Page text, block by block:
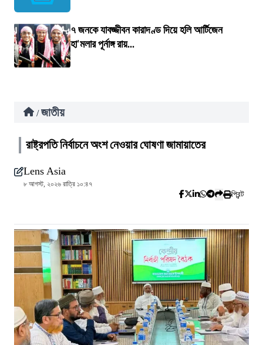
৭ জনকে যাবজ্জীবন কারাদণ্ড দিয়ে হলি আর্টিজেন
হা'মলার পূর্নাঙ্গ রায়...
/ জাতীয়
রাষ্ট্রপতি নির্বাচনে অংশ নেওয়ার ঘোষণা জামায়াতের
Lens Asia
৮ আগস্ট, ২০২৬ রাত্রি ১০:৪৭
প্রিন্ট